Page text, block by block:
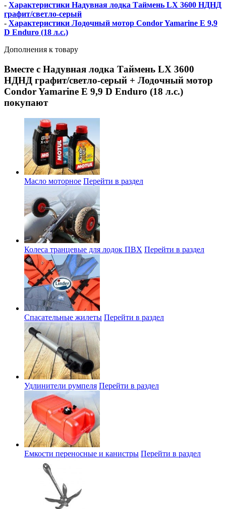
- Характеристики Надувная лодка Таймень LX 3600 НДНД
графит/светло-серый
- Характеристики Лодочный мотор Condor Yamarine E 9,9
D Enduro (18 л.с.)
Дополнения к товару
Вместе с Надувная лодка Таймень LX 3600
НДНД графит/светло-серый + Лодочный мотор
Condor Yamarine E 9,9 D Enduro (18 л.с.)
покупают
Масло моторное Перейти в раздел
Колеса транцевые для лодок ПВХ Перейти в раздел
Спасательные жилеты Перейти в раздел
Удлинители румпеля Перейти в раздел
Емкости переносные и канистры Перейти в раздел